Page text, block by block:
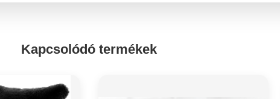
Kapcsolódó termékek